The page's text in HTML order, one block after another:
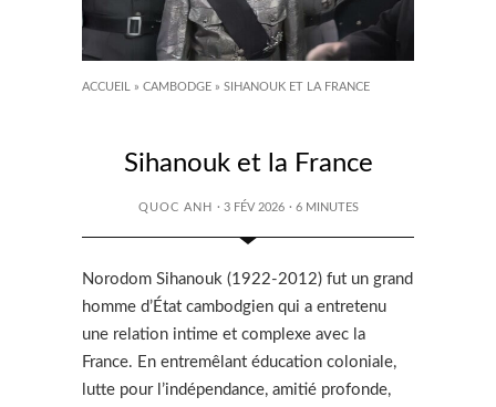
ACCUEIL » CAMBODGE » SIHANOUK ET LA FRANCE
Sihanouk et la France
QUOC ANH · 3 FÉV 2026 · 6 MINUTES
Norodom Sihanouk (1922-2012) fut un grand
homme d’État cambodgien qui a entretenu
une relation intime et complexe avec la
France. En entremêlant éducation coloniale,
lutte pour l’indépendance, amitié profonde,